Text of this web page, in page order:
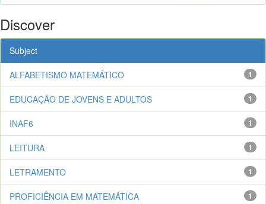
Discover
Subject
1
ALFABETISMO MATEMÁTICO
1
EDUCAÇÃO DE JOVENS E ADULTOS
1
INAF6
1
LEITURA
1
LETRAMENTO
1
PROFICIÊNCIA EM MATEMÁTICA